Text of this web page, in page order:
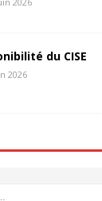
du CISE
2026